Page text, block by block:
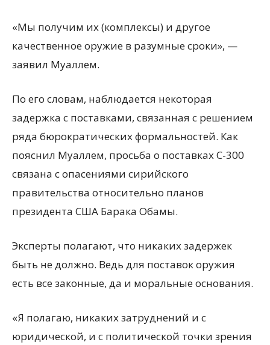
«Мы получим их (комплексы) и другое
качественное оружие в разумные сроки», —
заявил Муаллем.
По его словам, наблюдается некоторая
задержка с поставками, связанная с решением
ряда бюрократических формальностей. Как
пояснил Муаллем, просьба о поставках С-300
связана с опасениями сирийского
правительства относительно планов
президента США Барака Обамы.
Эксперты полагают, что никаких задержек
быть не должно. Ведь для поставок оружия
есть все законные, да и моральные основания.
«Я полагаю, никаких затруднений и с
юридической, и с политической точки зрения